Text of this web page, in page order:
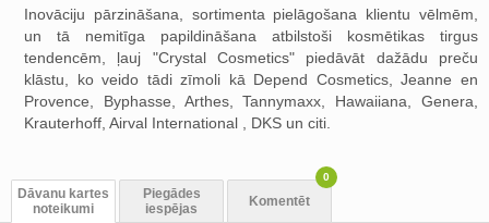
Inovāciju pārzināšana, sortimenta pielāgošana klientu vēlmēm,
un tā nemitīga papildināšana atbilstoši kosmētikas tirgus
tendencēm, ļauj "Crystal Cosmetics" piedāvāt dažādu preču
klāstu, ko veido tādi zīmoli kā Depend Cosmetics, Jeanne en
Provence, Byphasse, Arthes, Tannymaxx, Hawaiiana, Genera,
Krauterhoff, Airval International , DKS un citi.
Dāvanu kartes
noteikumi
Piegādes
iespējas
Komentēt
0